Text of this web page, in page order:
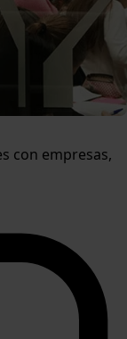
con empresas,